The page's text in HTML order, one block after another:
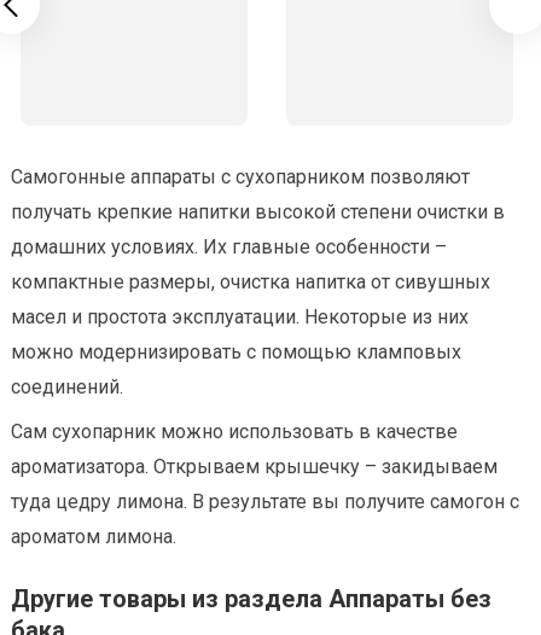
Самогонные аппараты с сухопарником позволяют
получать крепкие напитки высокой степени очистки в
домашних условиях. Их главные особенности –
компактные размеры, очистка напитка от сивушных
масел и простота эксплуатации. Некоторые из них
можно модернизировать с помощью кламповых
соединений.
Сам сухопарник можно использовать в качестве
ароматизатора. Открываем крышечку – закидываем
туда цедру лимона. В результате вы получите самогон с
ароматом лимона.
Другие товары из раздела Аппараты без